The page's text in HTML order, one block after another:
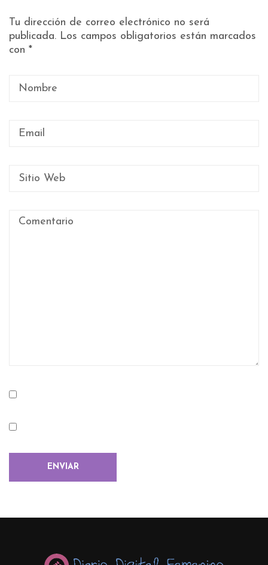
Tu dirección de correo electrónico no será
publicada. Los campos obligatorios están marcados
con *